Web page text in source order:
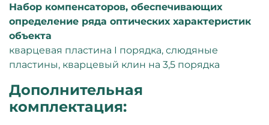
Набор компенсаторов, обеспечивающих
определение ряда оптических характеристик
объекта
кварцевая пластина I порядка, слюдяные
пластины, кварцевый клин на 3,5 порядка
Дополнительная
комплектация: